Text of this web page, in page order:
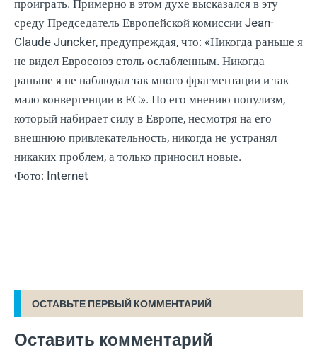
проиграть. Примерно в этом духе высказался в эту
среду Председатель Европейской комиссии Jean-
Claude Juncker, предупреждая, что: «Никогда раньше я
не видел Евросоюз столь ослабленным. Никогда
раньше я не наблюдал так много фрагментации и так
мало конвергенции в ЕС». По его мнению популизм,
который набирает силу в Европе, несмотря на его
внешнюю привлекательность, никогда не устранял
никаких проблем, а только приносил новые.
Фото: Internet
ОСТАВЬТЕ ПЕРВЫЙ КОММЕНТАРИЙ
Оставить комментарий